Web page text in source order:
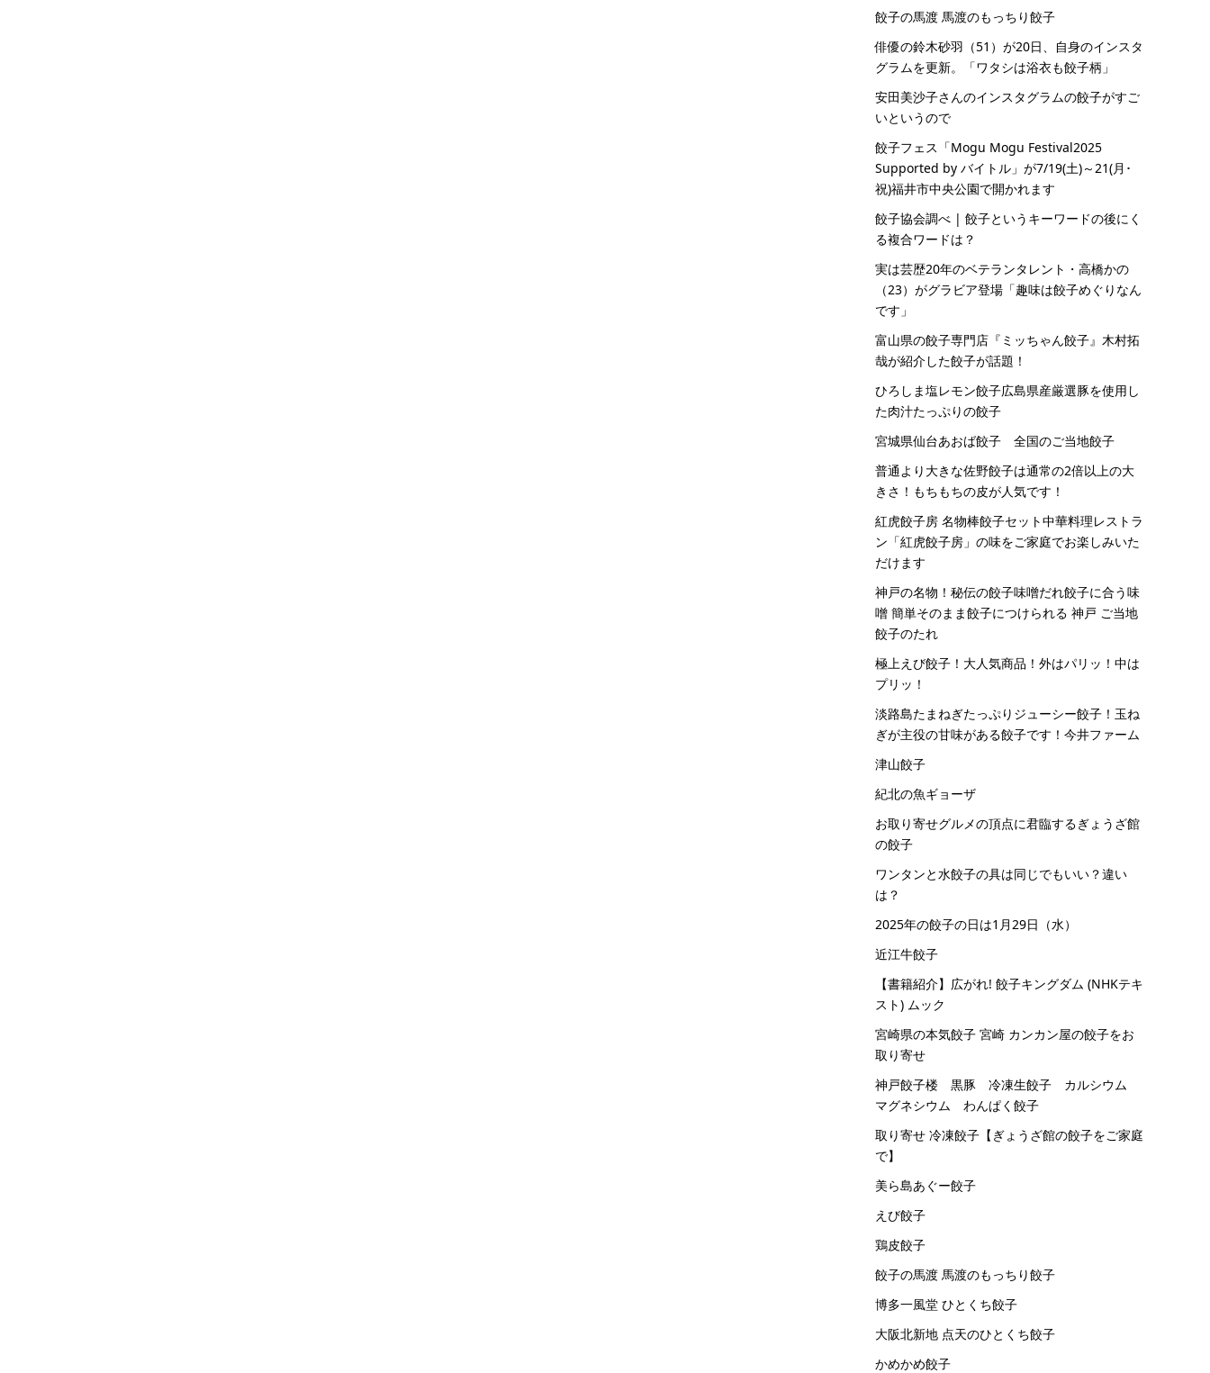
餃子の馬渡 馬渡のもっちり餃子
俳優の鈴木砂羽（51）が20日、自身のインスタ
グラムを更新。「ワタシは浴衣も餃子柄」
安田美沙子さんのインスタグラムの餃子がすご
いというので
餃子フェス「Mogu Mogu Festival2025
Supported by バイトル」が7/19(土)～21(月･
祝)福井市中央公園で開かれます
餃子協会調べ | 餃子というキーワードの後にく
る複合ワードは？
実は芸歴20年のベテランタレント・高橋かの
（23）がグラビア登場「趣味は餃子めぐりなん
です」
富山県の餃子専門店『ミッちゃん餃子』木村拓
哉が紹介した餃子が話題！
ひろしま塩レモン餃子広島県産厳選豚を使用し
た肉汁たっぷりの餃子
宮城県仙台あおば餃子 全国のご当地餃子
普通より大きな佐野餃子は通常の2倍以上の大
きさ！もちもちの皮が人気です！
紅虎餃子房 名物棒餃子セット中華料理レストラ
ン「紅虎餃子房」の味をご家庭でお楽しみいた
だけます
神戸の名物！秘伝の餃子味噌だれ餃子に合う味
噌 簡単そのまま餃子につけられる 神戸 ご当地
餃子のたれ
極上えび餃子！大人気商品！外はパリッ！中は
プリッ！
淡路島たまねぎたっぷりジューシー餃子！玉ね
ぎが主役の甘味がある餃子です！今井ファーム
津山餃子
紀北の魚ギョーザ
お取り寄せグルメの頂点に君臨するぎょうざ館
の餃子
ワンタンと水餃子の具は同じでもいい？違い
は？
2025年の餃子の日は1月29日（水）
近江牛餃子
【書籍紹介】広がれ! 餃子キングダム (NHKテキ
スト) ムック
宮崎県の本気餃子 宮崎 カンカン屋の餃子をお
取り寄せ
神戸餃子楼 黒豚 冷凍生餃子 カルシウム
マグネシウム わんぱく餃子
取り寄せ 冷凍餃子【ぎょうざ館の餃子をご家庭
で】
美ら島あぐー餃子
えび餃子
鶏皮餃子
餃子の馬渡 馬渡のもっちり餃子
博多一風堂 ひとくち餃子
大阪北新地 点天のひとくち餃子
かめかめ餃子